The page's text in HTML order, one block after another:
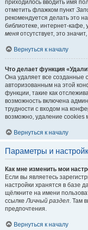
приходилось вводить имя
отметить флажком пункт
рекомендуется делать это
библиотеке, интернет-кафе,
меня отсутствует, это
Вернуться к началу
Что делает функция
Она удаляет все созданные
авторизованным на этой
функции, такие как
возможность включена
трудности с входом на
возможно, удаление cookies
Вернуться к началу
Параметры и
Как мне изменить мои
Если вы являетесь
настройки хранятся в базе
щёлкните на имени
ссылкеЛичный раздел. Там
предпочтения.
Вернуться к началу